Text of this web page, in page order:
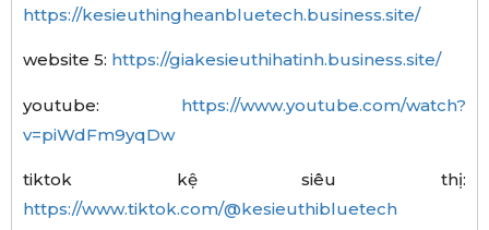
https://kesieuthingheanbluetech.business.site/
website 5: https://giakesieuthihatinh.business.site/
youtube: https://www.youtube.com/watch?
v=piWdFm9yqDw
tiktok kệ siêu thị:
https://www.tiktok.com/@kesieuthibluetech